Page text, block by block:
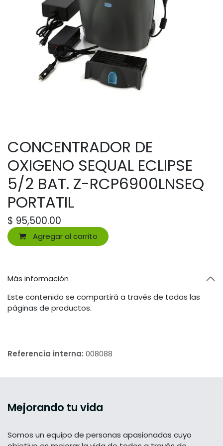
CONCENTRADOR DE
OXIGENO SEQUAL ECLIPSE
5/2 BAT. Z-RCP6900LNSEQ
PORTATIL
$ 95,500.00
Agregar al carrito
Más información
Este contenido se compartirá a través de todas las
páginas de productos.
Referencia interna: 008088
Mejorando tu vida
Somos un equipo de personas apasionadas cuyo